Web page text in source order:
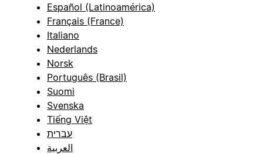
Español (Latinoamérica)
Français (France)
Italiano
Nederlands
Norsk
Português (Brasil)
Suomi
Svenska
Tiếng Việt
עברית
العربية